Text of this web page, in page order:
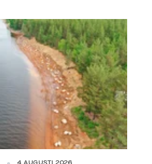
4 AUGUSTI 2026